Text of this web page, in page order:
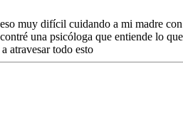
muy difícil cuidando a mi madre con
una psicóloga que entiende lo que
atravesar todo esto